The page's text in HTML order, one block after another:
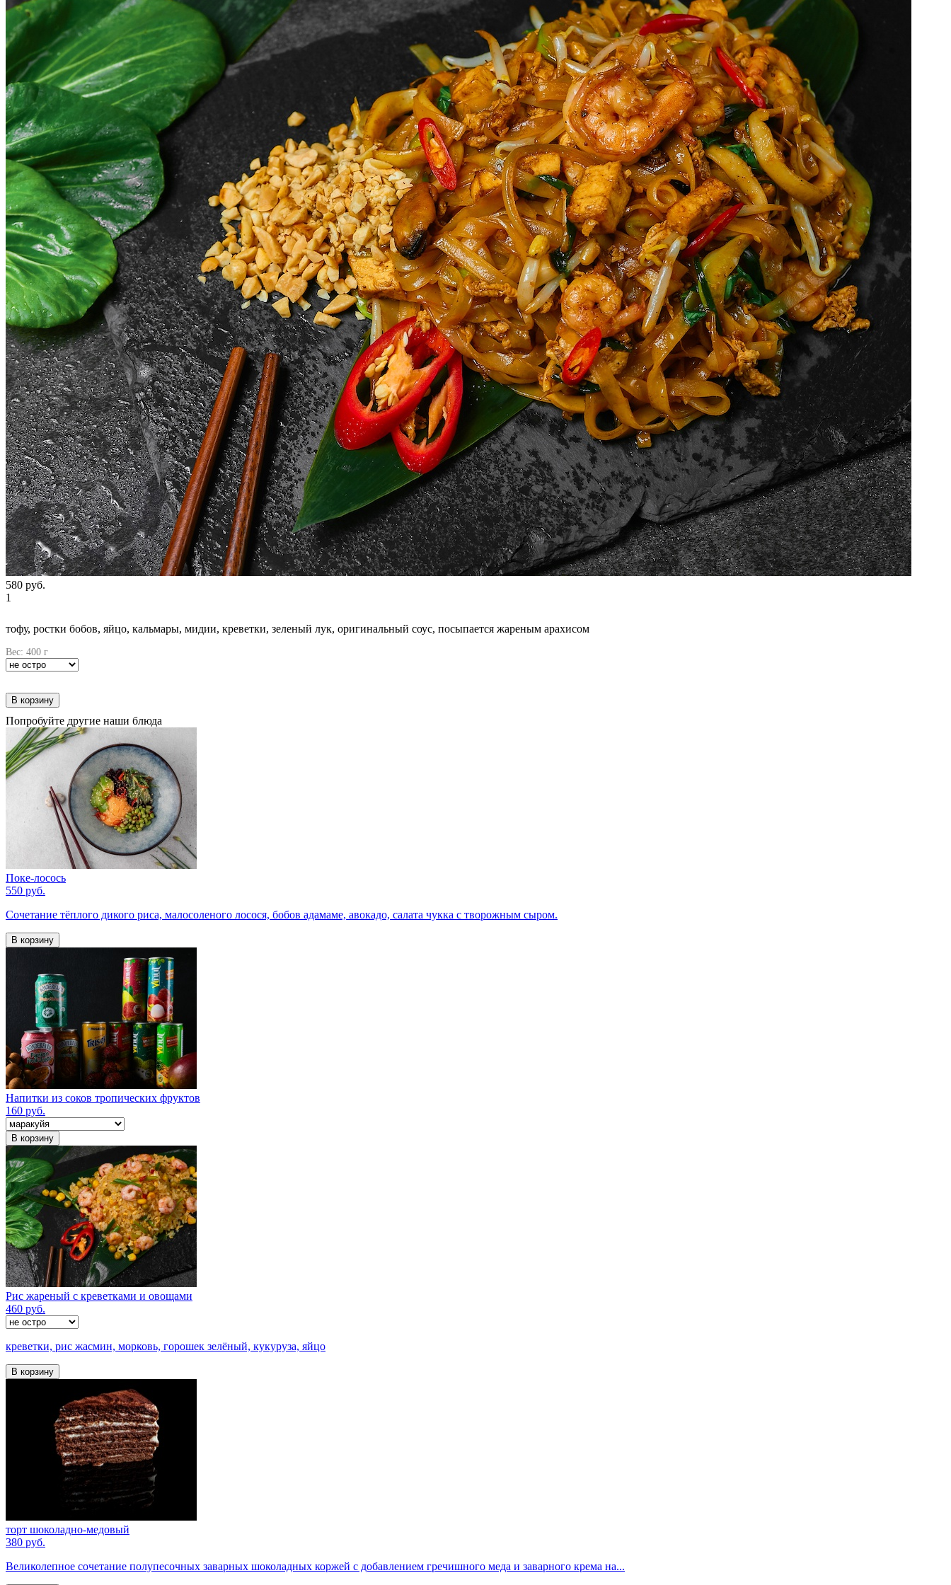
580 руб.
1
тофу, ростки бобов, яйцо, кальмары, мидии, креветки, зеленый лук, оригинальный соус, посыпается жареным арахисом
Вес: 400 г
В корзину
Попробуйте другие наши блюда
Поке-лосось
550 руб.
Сочетание тёплого дикого риса, малосоленого лосося, бобов адамаме, авокадо, салата чукка с творожным сыром.
В корзину
Напитки из соков тропических фруктов
160 руб.
В корзину
Рис жареный с креветками и овощами
460 руб.
креветки, рис жасмин, морковь, горошек зелёный, кукуруза, яйцо
В корзину
торт шоколадно-медовый
380 руб.
Великолепное сочетание полупесочных заварных шоколадных коржей с добавлением гречишного меда и заварного крема на...